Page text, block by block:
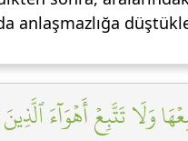
anlaşmazlığa
تَتَّبِعۡ أَهۡوَآءَ ٱلَّذِينَ